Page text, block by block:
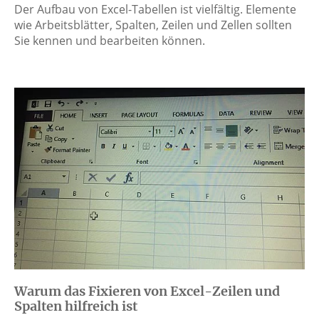
Der Aufbau von Excel-Tabellen ist vielfältig. Elemente
wie Arbeitsblätter, Spalten, Zeilen und Zellen sollten
Sie kennen und bearbeiten können.
Warum das Fixieren von Excel-Zeilen und
Spalten hilfreich ist